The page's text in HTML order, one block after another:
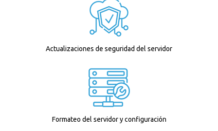
Actualizaciones de seguridad del servidor
Formateo del servidor y configuración